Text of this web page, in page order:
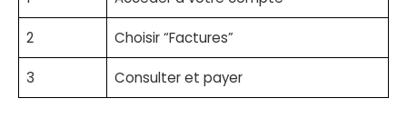
2 Choisir “Factures”
3 Consulter et payer